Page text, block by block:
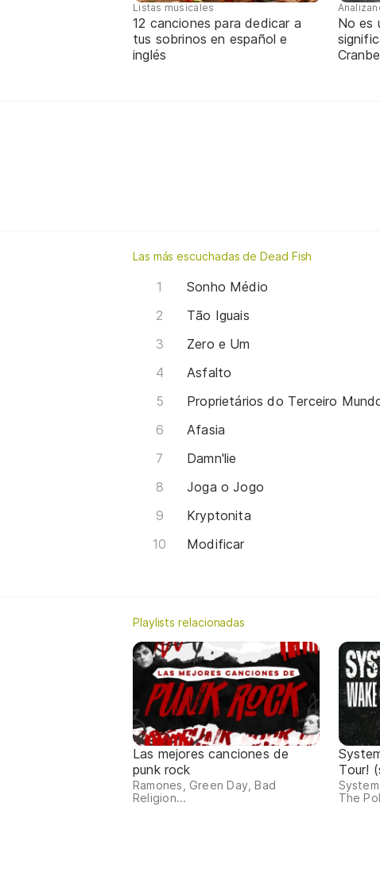
Listas musicales
12 canciones para dedicar a
tus sobrinos en español e
inglés
No es
Las más escuchadas de Dead Fish
Sonho Médio
Tão Iguais
Zero e Um
Asfalto
Proprietários do Terceiro
Afasia
Damn'lie
Joga o Jogo
Kryptonita
Modificar
Playlists relacionadas
Las mejores canciones de
punk rock
Ramones, Green Day, Bad
Religion...
Tour!
The